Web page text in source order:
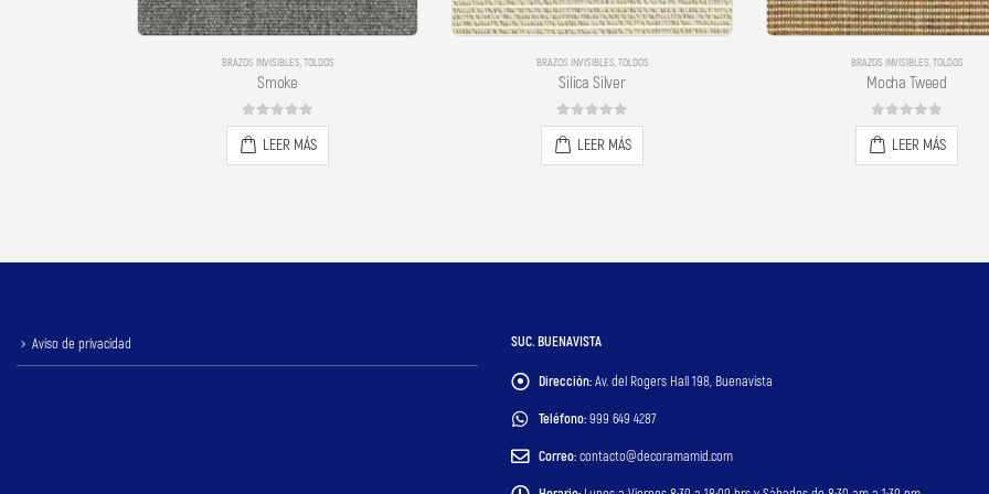
BRAZOS INVISIBLES,TOLDOS
Smoke
0out of 5
LEER MÁS
BRAZOS INVISIBLES,TOLDOS
Silica Silver
0out of 5
LEER MÁS
BRAZOS INVISIBLES,TOLDOS
Mocha Tweed
0out of 5
LEER MÁS
Aviso de privacidad SUC. BUENAVISTA
Dirección:Av. del Rogers Hall 198, Buenavista
Teléfono:999 649 4287
Correo:contacto@decoramamid.com